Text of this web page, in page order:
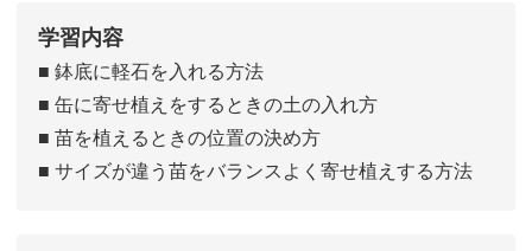
学習内容
■ 鉢底に軽石を入れる方法
■ 缶に寄せ植えをするときの土の入れ方
■ 苗を植えるときの位置の決め方
■ サイズが違う苗をバランスよく寄せ植えする方法